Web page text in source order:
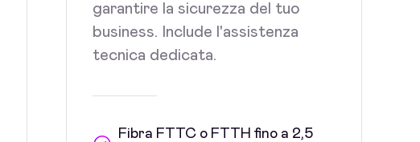
garantire la sicurezza del tuo
business. Include l'assistenza
tecnica dedicata.
Fibra FTTC o FTTH fino a 2,5